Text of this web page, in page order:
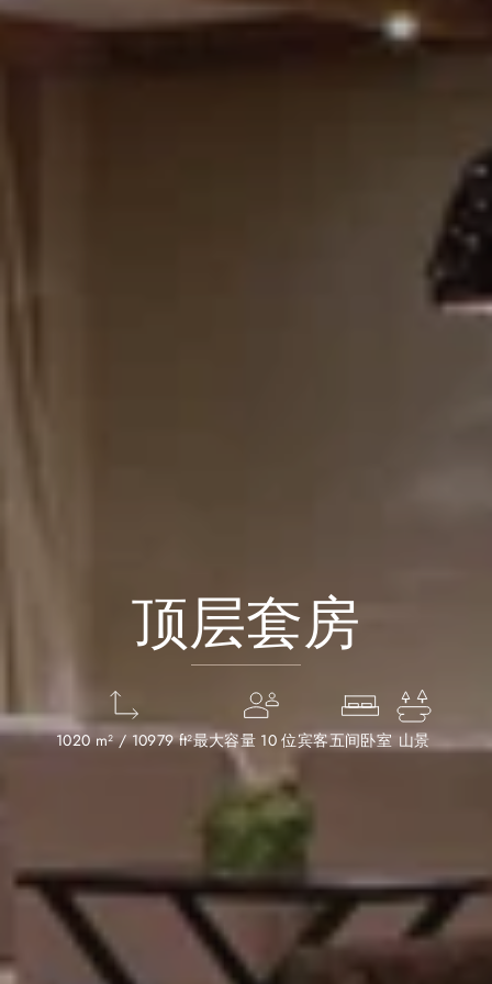
顶层套房
1020 m² / 10979 ft²最大容量 10 位宾客五间卧室 山景